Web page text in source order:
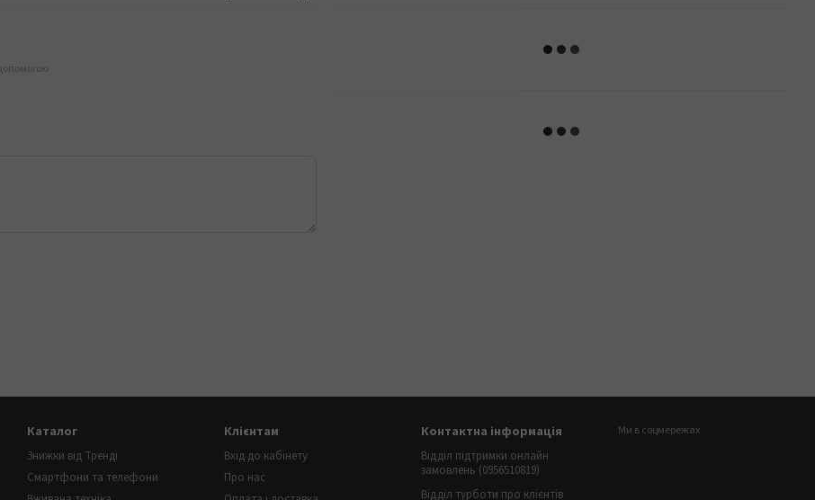
Каталог
Знижки від Тренді
Смартфони та телефони
Клієнтам
Вхід до кабінету
Про нас
Контактна інформація
Відділ підтримки онлайн
замовлень (0956510819)
Відділ турботи про клієнтів
Ми в соцмережах